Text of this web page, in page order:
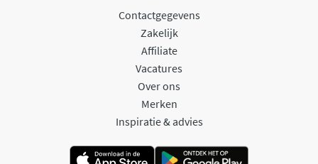
Contactgegevens
Zakelijk
Affiliate
Vacatures
Over ons
Merken
Inspiratie & advies